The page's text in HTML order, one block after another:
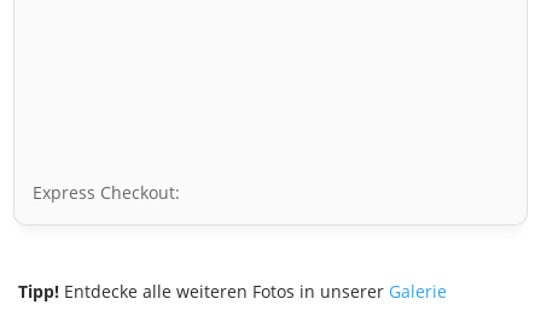
Express Checkout:
Tipp! Entdecke alle weiteren Fotos in unserer Galerie